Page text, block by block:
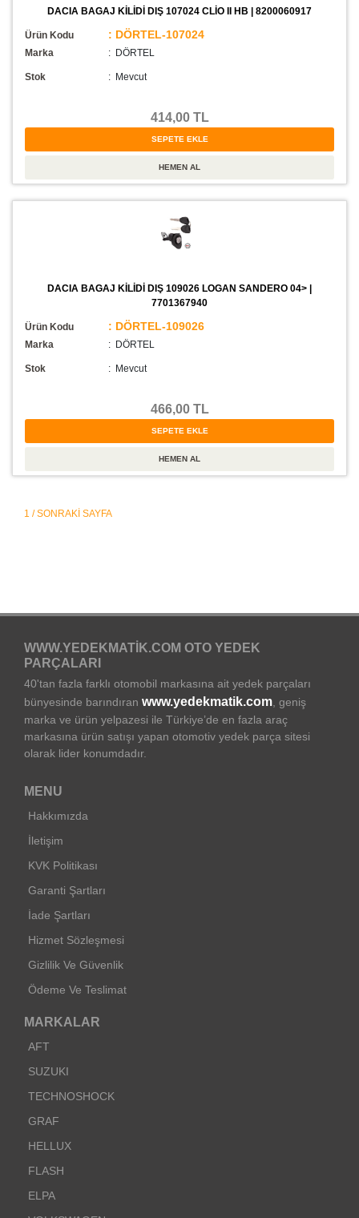
DACIA BAGAJ KİLİDİ DIŞ 107024 CLİO II HB | 8200060917
Ürün Kodu : DÖRTEL-107024
Marka : DÖRTEL
Stok : Mevcut
414,00 TL
DACIA BAGAJ KİLİDİ DIŞ 109026 LOGAN SANDERO 04> |
7701367940
Ürün Kodu : DÖRTEL-109026
Marka : DÖRTEL
Stok : Mevcut
466,00 TL
1 / SONRAKI SAYFA
WWW.YEDEKMATIK.COM OTO YEDEK
PARÇALARI
40'tan fazla farklı otomobil markasına ait yedek parçaları
bünyesinde barındıran www.yedekmatik.com , geniş
marka ve ürün yelpazesi ile Türkiye’de en fazla araç
markasına ürün satışı yapan otomotiv yedek parça sitesi
olarak lider konumdadır.
MENU
Hakkımızda
İletişim
KVK Politikası
Garanti Şartları
İade Şartları
Hizmet Sözleşmesi
Gizlilik Ve Güvenlik
Ödeme Ve Teslimat
MARKALAR
AFT
SUZUKI
TECHNOSHOCK
GRAF
HELLUX
FLASH
ELPA